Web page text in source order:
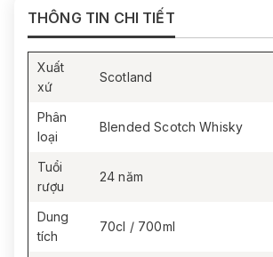
THÔNG TIN CHI TIẾT
Xuất
xứ
Scotland
Phân
loại
Blended Scotch Whisky
Tuổi
rượu
24 năm
Dung
tích
70cl / 700ml